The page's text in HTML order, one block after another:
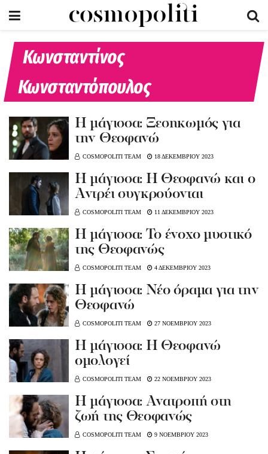
Κωνσταντίνος
Κωνσταντόπουλος
Η μάγισσα: Ξεσηκωμός για
την Θεοφανώ
COSMOPOLITI TEAM 18 ΔΕΚΕΜΒΡΙΟΥ 2023
Η μάγισσα: Η Θεοφανώ και ο
Αντρέι συγκρούονται
COSMOPOLITI TEAM 11 ΔΕΚΕΜΒΡΙΟΥ 2023
H μάγισσα: Το ένοχο μυστικό
της Θεοφανώς
COSMOPOLITI TEAM 4 ΔΕΚΕΜΒΡΙΟΥ 2023
Η μάγισσα: Νέο όραμα για την
Θεοφανώ
COSMOPOLITI TEAM 27 ΝΟΕΜΒΡΙΟΥ 2023
Η μάγισσα: Η Θεοφανώ
ομολογεί
COSMOPOLITI TEAM 22 ΝΟΕΜΒΡΙΟΥ 2023
Η μάγισσα: Ανατροπή στη
ζωή της Θεοφανώς
COSMOPOLITI TEAM 9 ΝΟΕΜΒΡΙΟΥ 2023